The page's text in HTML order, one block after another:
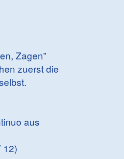
Zagen”
zuerst die
aus
12)